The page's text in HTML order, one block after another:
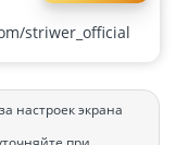
striwer_official
настроек экрана